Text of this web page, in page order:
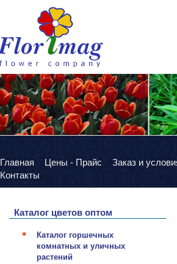
Главная Цены - Прайс Заказ и
Контакты
Каталог цветов оптом
Каталог горшечных
комнатных и уличных
растений